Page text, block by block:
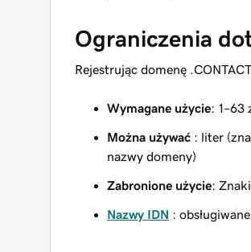
Ograniczenia
Rejestrując domenę
Wymagane użycie: 1–63
Można używać : liter
nazwy domeny)
Zabronione użycie:
Nazwy IDN : obsługiwane